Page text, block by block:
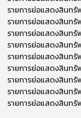
รายการย่อแสดงสินท
รายการย่อแสดงสินท
รายการย่อแสดงสินท
รายการย่อแสดงสินท
รายการย่อแสดงสินท
รายการย่อแสดงสินท
รายการย่อแสดงสินท
รายการย่อแสดงสินท
รายการย่อแสดงสินท